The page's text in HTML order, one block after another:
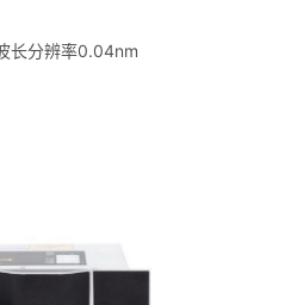
长分辨率0.04nm